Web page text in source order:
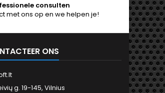
consulten
met ons op en we helpen je!
ONS
g. 19-145, Vilnius